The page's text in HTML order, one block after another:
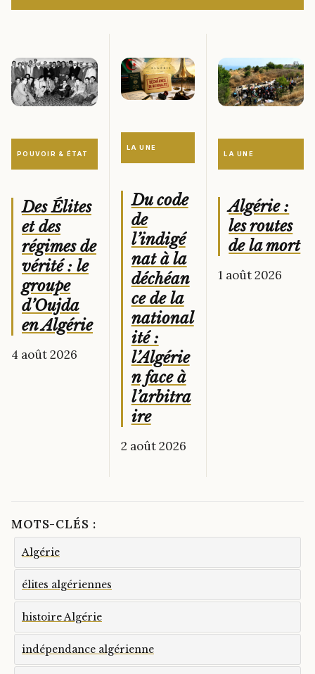
POUVOIR & ÉTAT
Des Élites
et des
régimes de
vérité : le
groupe
d’Oujda
en Algérie
4 août 2026
LA UNE
Du code
de
l’indigé
nat à la
déchéan
ce de la
national
ité :
l’Algérie
n face à
l’arbitra
ire
2 août 2026
LA UNE
Algérie :
les routes
de la mort
1 août 2026
MOTS-CLÉS :
Algérie
élites algériennes
histoire Algérie
indépendance algérienne